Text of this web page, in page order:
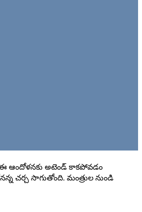
ఈ ఆందోళనకు అటెండ్ కాకపోవడం
చర్చ సాగుతోంది. మంత్రుల నుండి